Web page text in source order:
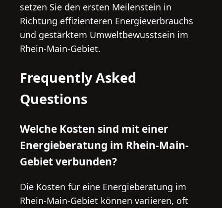
setzen Sie den ersten Meilenstein in
Richtung effizienteren Energieverbrauchs
und gestärktem Umweltbewusstsein im
Rhein-Main-Gebiet.
Frequently Asked
Questions
Welche Kosten sind mit einer
Energieberatung im Rhein-Main-
Gebiet verbunden?
Die Kosten für eine Energieberatung im
Rhein-Main-Gebiet können variieren, oft